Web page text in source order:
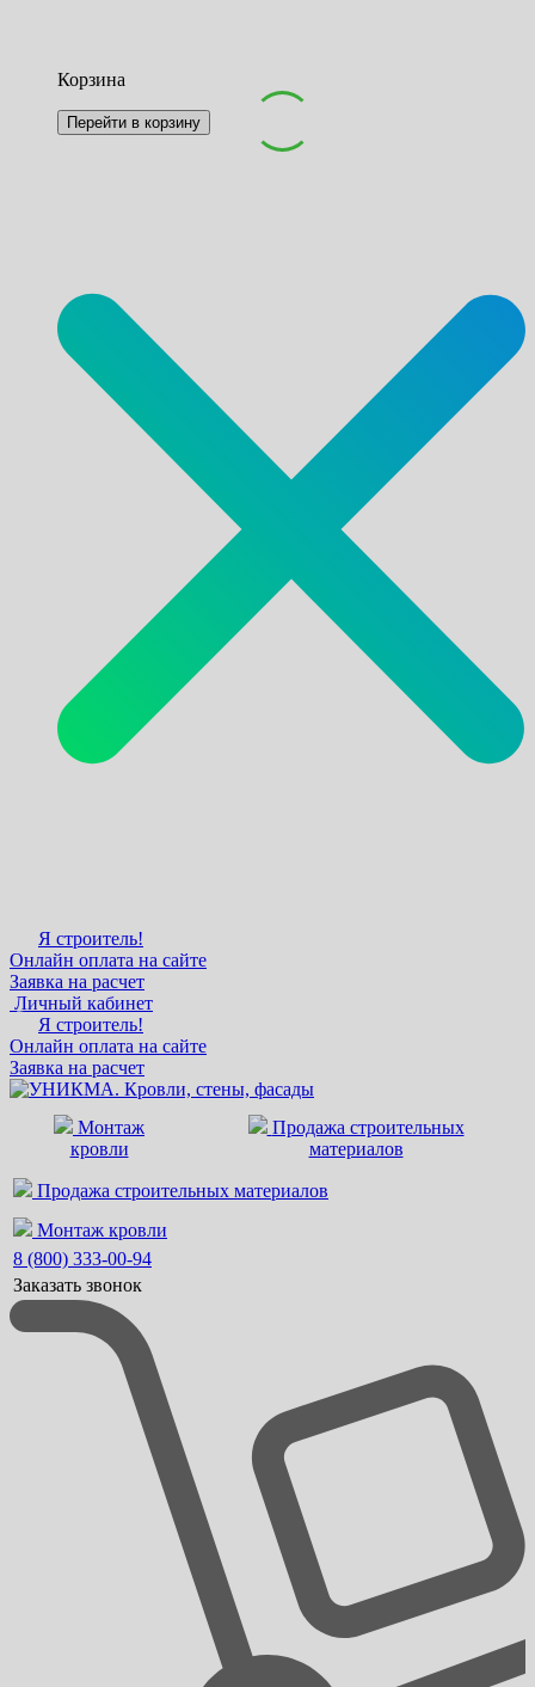
Корзина
Перейти в корзину
Я строитель!
Онлайн оплата на сайте
Заявка на расчет
Личный кабинет
Я строитель!
Онлайн оплата на сайте
Заявка на расчет
Монтаж
кровли
Продажа строительных
материалов
Продажа строительных материалов
Монтаж кровли
8 (800) 333-00-94
Заказать звонок